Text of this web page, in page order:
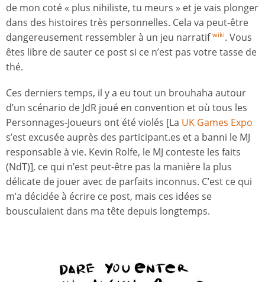
de mon coté « plus nihiliste, tu meurs » et je vais plonger
dans des histoires très personnelles. Cela va peut-être
dangereusement ressembler à un jeu narratif wiki. Vous
êtes libre de sauter ce post si ce n’est pas votre tasse de
thé.
Ces derniers temps, il y a eu tout un brouhaha autour
d’un scénario de JdR joué en convention et où tous les
Personnages-Joueurs ont été violés [La UK Games Expo
s’est excusée auprès des participant.es et a banni le MJ
responsable à vie. Kevin Rolfe, le MJ conteste les faits
(NdT)], ce qui n’est peut-être pas la manière la plus
délicate de jouer avec de parfaits inconnus. C’est ce qui
m’a décidée à écrire ce post, mais ces idées se
bousculaient dans ma tête depuis longtemps.